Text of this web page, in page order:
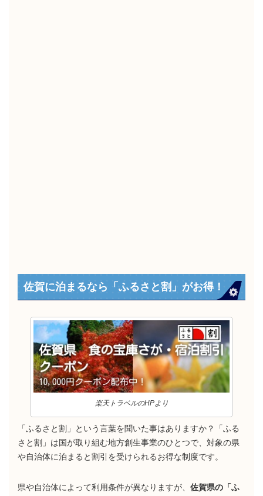
佐賀に泊まるなら「ふるさと割」がお得！
楽天トラベルのHPより
「ふるさと割」という言葉を聞いた事はありますか？「ふる
さと割」は国が取り組む地方創生事業のひとつで、対象の県
や自治体に泊まると割引を受けられるお得な制度です。
県や自治体によって利用条件が異なりますが、 佐賀県の「ふ